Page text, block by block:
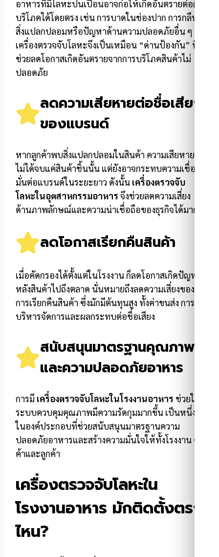
อาหารที่มีโลหะปนเปื้อนอาจก่อให้เกิดอันตรายต่อผู้
บริโภคได้โดยตรง เช่น การบาดในช่องปาก การกลืน
สิ่งแปลกปลอมหรือปัญหาด้านความปลอดภัยอื่น ๆ
เครื่องตรวจจับโลหะจึงเป็นเหมือน “ด่านป้องกัน” ที่
ช่วยลดโอกาสเกิดอันตรายจากการบริโภคสินค้าไม่
ปลอดภัย
ลดความเสียหายต่อชื่อเสียง
ของแบรนด์
หากลูกค้าพบสิ่งแปลกปลอมในสินค้า ความเสียหาย
ไม่ได้จบแค่สินค้าชิ้นนั้น แต่ยังอาจกระทบความเชื่อ
มั่นต่อแบรนด์ในระยะยาว ดังนั้น เครื่องตรวจจับ
โลหะในอุตสาหกรรมอาหาร จึงช่วยลดความเสี่ยง
ด้านภาพลักษณ์และความน่าเชื่อถือของธุรกิจได้มาก
ลดโอกาสเรียกคืนสินค้า
เมื่อคัดกรองได้ตั้งแต่ในโรงงาน ก็ลดโอกาสเกิดปัญหา
หลังสินค้าไปถึงตลาด นั่นหมายถึงลดความเสี่ยงของ
การเรียกคืนสินค้า ซึ่งมักมีต้นทุนสูง ทั้งค่าขนส่ง การ
บริหารจัดการและผลกระทบต่อชื่อเสียง
สนับสนุนมาตรฐานคุณภาพ
และความปลอดภัยอาหาร
การมี เครื่องตรวจจับโลหะในโรงงานอาหาร ช่วยให้
ระบบควบคุมคุณภาพมีความรัดกุมมากขึ้น เป็นหนึ่ง
ในองค์ประกอบที่ช่วยสนับสนุนมาตรฐานความ
ปลอดภัยอาหารและสร้างความมั่นใจให้ทั้งโรงงาน คู่
ค้าและลูกค้า
เครื่องตรวจจับโลหะใน
โรงงานอาหาร มักติดตั้งตรง
ไหน?